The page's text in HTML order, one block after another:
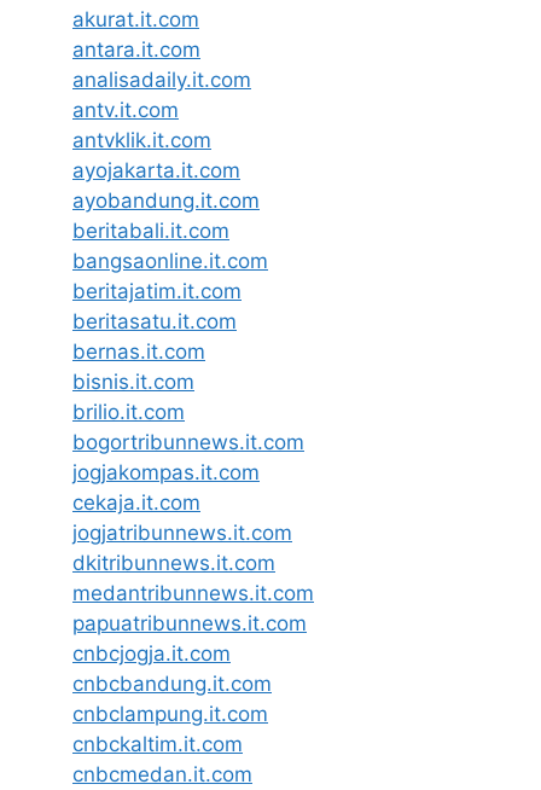
akurat.it.com
antara.it.com
analisadaily.it.com
antv.it.com
antvklik.it.com
ayojakarta.it.com
ayobandung.it.com
beritabali.it.com
bangsaonline.it.com
beritajatim.it.com
beritasatu.it.com
bernas.it.com
bisnis.it.com
brilio.it.com
bogortribunnews.it.com
jogjakompas.it.com
cekaja.it.com
jogjatribunnews.it.com
dkitribunnews.it.com
medantribunnews.it.com
papuatribunnews.it.com
cnbcjogja.it.com
cnbcbandung.it.com
cnbclampung.it.com
cnbckaltim.it.com
cnbcmedan.it.com